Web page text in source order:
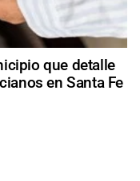
que detalle
en Santa Fe